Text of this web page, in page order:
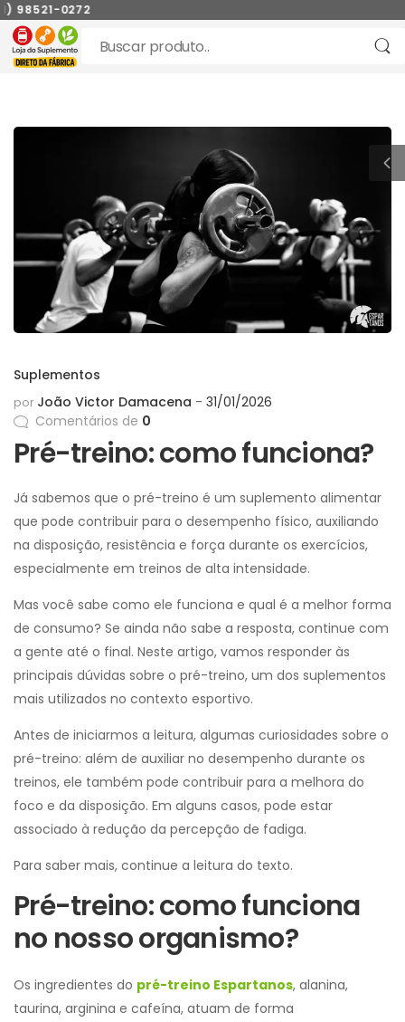
0272
Suplementos
por João Victor Damacena
31/01/2026
Comentários de 0
Pré-treino: como funciona?
Já sabemos que o pré-treino é um suplemento alimentar
que pode contribuir para o desempenho físico, auxiliando
na disposição, resistência e força durante os exercícios,
especialmente em treinos de alta intensidade.
Mas você sabe como ele funciona e qual é a melhor forma
de consumo? Se ainda não sabe a resposta, continue com
a gente até o final. Neste artigo, vamos responder às
principais dúvidas sobre o pré-treino, um dos suplementos
mais utilizados no contexto esportivo.
Antes de iniciarmos a leitura, algumas curiosidades sobre o
pré-treino: além de auxiliar no desempenho durante os
treinos, ele também pode contribuir para a melhora do
foco e da disposição. Em alguns casos, pode estar
associado à redução da percepção de fadiga.
Para saber mais, continue a leitura do texto.
Pré-treino: como funciona
no nosso organismo?
Os ingredientes do pré-treino Espartanos, alanina,
taurina, arginina e cafeína, atuam de forma